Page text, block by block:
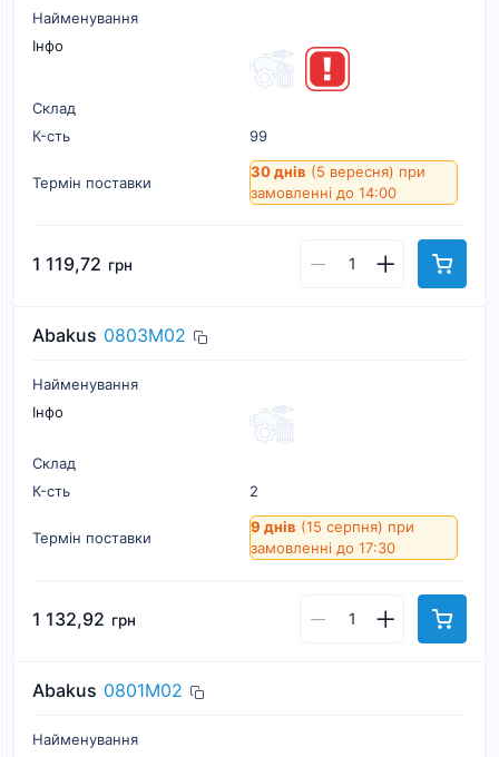
Найменування
Інфо
Склад
К-cть
99
Термін поставки
30 днів (5 вересня) при
замовленні до 14:00
1 119,72 грн
Abakus 0803M02
Найменування
Інфо
Склад
К-cть
2
Термін поставки
9 днів (15 серпня) при
замовленні до 17:30
1 132,92 грн
Abakus 0801M02
Найменування